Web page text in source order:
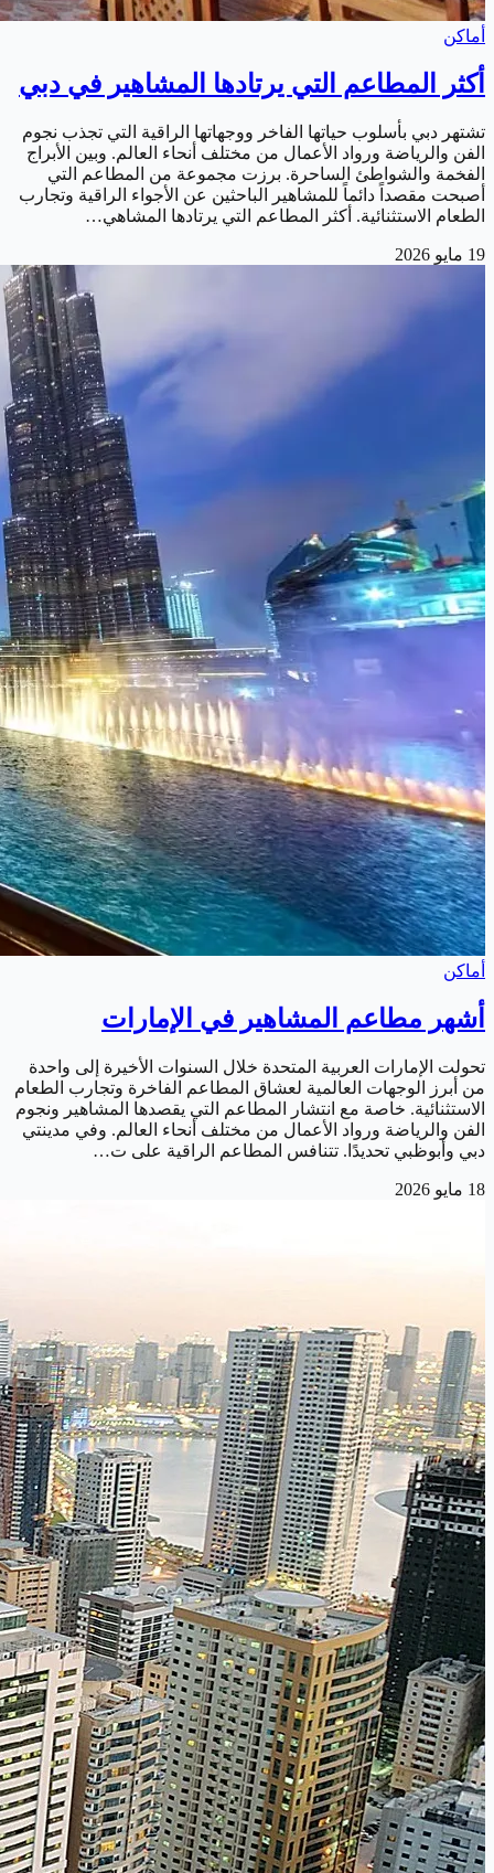
أماكن
أكثر المطاعم التي يرتادها المشاهير في دبي
تشتهر دبي بأسلوب حياتها الفاخر ووجهاتها الراقية التي تجذب نجوم
الفن والرياضة ورواد الأعمال من مختلف أنحاء العالم. وبين الأبراج
الفخمة والشواطئ الساحرة. برزت مجموعة من المطاعم التي
أصبحت مقصداً دائماً للمشاهير الباحثين عن الأجواء الراقية وتجارب
الطعام الاستثنائية. أكثر المطاعم التي يرتادها المشاهي…
19 مايو 2026
أماكن
أشهر مطاعم المشاهير في الإمارات
تحولت الإمارات العربية المتحدة خلال السنوات الأخيرة إلى واحدة
من أبرز الوجهات العالمية لعشاق المطاعم الفاخرة وتجارب الطعام
الاستثنائية. خاصة مع انتشار المطاعم التي يقصدها المشاهير ونجوم
الفن والرياضة ورواد الأعمال من مختلف أنحاء العالم. وفي مدينتي
دبي وأبوظبي تحديدًا. تتنافس المطاعم الراقية على ت…
18 مايو 2026